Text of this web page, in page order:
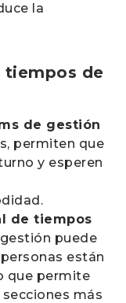
la
tiempos de
de gestión
permiten que
y esperen
de tiempos
puede
están
que permite
más